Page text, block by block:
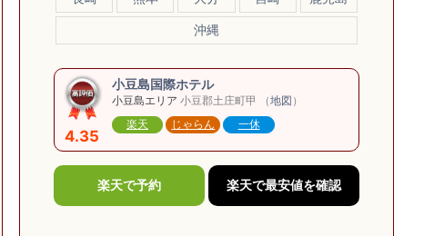
沖縄
4.35
小豆島国際ホテル
小豆島エリア 小豆郡土庄町甲 （地図 ）
楽天
じゃらん 一休
楽天で予約 楽天で最安値を確認